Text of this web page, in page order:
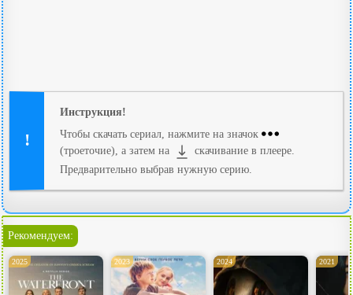
Инструкция!
Чтобы скачать сериал, нажмите на значок
(троеточие), а затем на
скачивание в плеере.
Предварительно выбрав нужную серию.
Рекомендуем:
2025 2023 2024 2021